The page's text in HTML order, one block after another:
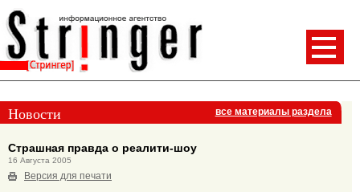
Новости все материалы раздела
Страшная правда о реалити-шоу
16 Августа 2005
Версия для печати